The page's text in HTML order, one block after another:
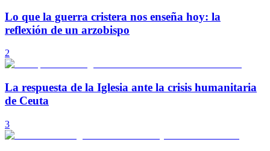
Lo que la guerra cristera nos enseña hoy: la
reflexión de un arzobispo
2
La respuesta de la Iglesia ante la crisis humanitaria
de Ceuta
3